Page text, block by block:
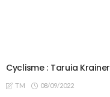
Cyclisme : Taruia
TM 08/09/2022